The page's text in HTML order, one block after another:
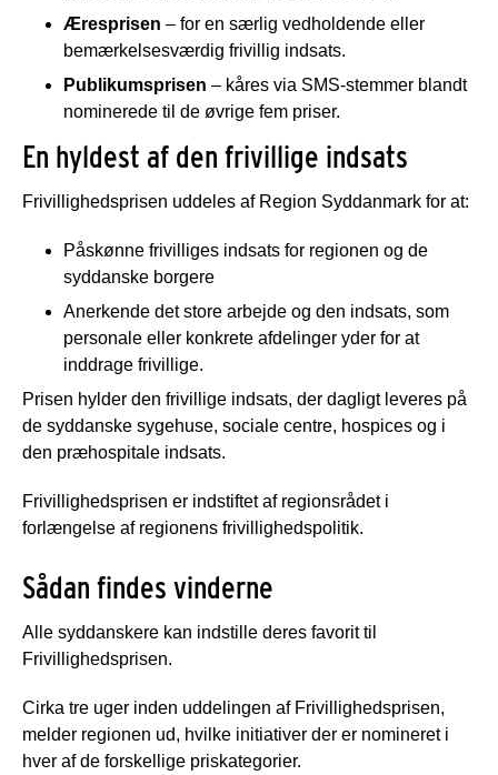
Æresprisen – for en særlig vedholdende eller
bemærkelsesværdig frivillig indsats.
Publikumsprisen – kåres via SMS-stemmer blandt
nominerede til de øvrige fem priser.
En hyldest af den frivillige indsats
Frivillighedsprisen uddeles af Region Syddanmark for at:
Påskønne frivilliges indsats for regionen og de
syddanske borgere
Anerkende det store arbejde og den indsats, som
personale eller konkrete afdelinger yder for at
inddrage frivillige.
Prisen hylder den frivillige indsats, der dagligt leveres på
de syddanske sygehuse, sociale centre, hospices og i
den præhospitale indsats.
Frivillighedsprisen er indstiftet af regionsrådet i
forlængelse af regionens frivillighedspolitik.
Sådan findes vinderne
Alle syddanskere kan indstille deres favorit til
Frivillighedsprisen.
Cirka tre uger inden uddelingen af Frivillighedsprisen,
melder regionen ud, hvilke initiativer der er nomineret i
hver af de forskellige priskategorier.